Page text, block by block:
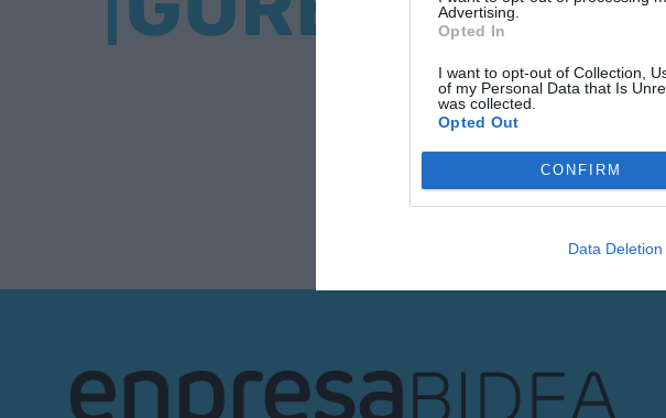
Advertising.
Opted In
I want to opt-out of Collection,
of my Personal Data that Is
was collected.
Opted Out
CONFIRM
Data Deletion